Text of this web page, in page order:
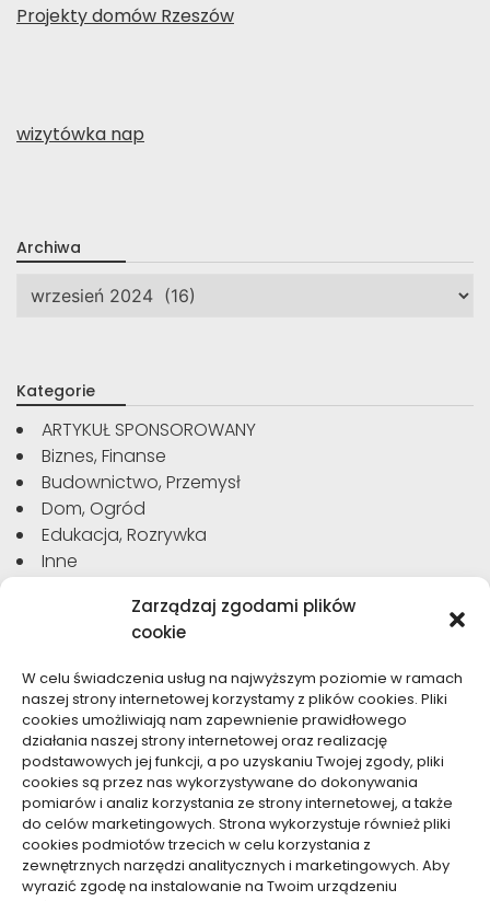
Zarządzaj zgodami plików
cookie
W celu świadczenia usług na najwyższym poziomie w ramach
naszej strony internetowej korzystamy z plików cookies. Pliki
cookies umożliwiają nam zapewnienie prawidłowego
działania naszej strony internetowej oraz realizację
podstawowych jej funkcji, a po uzyskaniu Twojej zgody, pliki
cookies są przez nas wykorzystywane do dokonywania
pomiarów i analiz korzystania ze strony internetowej, a także
do celów marketingowych. Strona wykorzystuje również pliki
cookies podmiotów trzecich w celu korzystania z
zewnętrznych narzędzi analitycznych i marketingowych. Aby
wyrazić zgodę na instalowanie na Twoim urządzeniu
Projekty domów Rzeszów
wizytówka nap
Archiwa
Archiwa
Kategorie
ARTYKUŁ SPONSOROWANY
Biznes, Finanse
Budownictwo, Przemysł
Dom, Ogród
Edukacja, Rozrywka
Inne
Motoryzacja, Transport
Sport, Turystyka
Technologie
Usługi
Zdrowie, Medycyna
Dolącz do nas
Lubisz pisać teksty i chciałbyś się podzielić swoją